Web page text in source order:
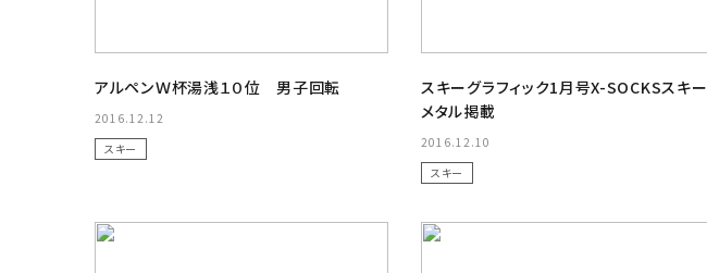
アルペンＷ杯湯浅１０位 男子回転
2016.12.12
スキー
スキーグラフィック1月号X-SOCKSスキー
メタル掲載
2016.12.10
スキー